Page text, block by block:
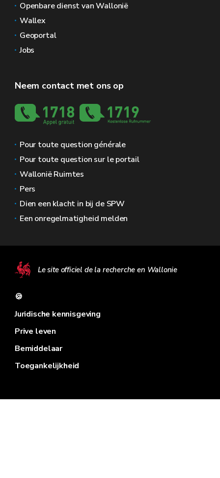
Openbare dienst van Wallonië
Wallex
Geoportal
Jobs
Neem contact met ons op
Pour toute question générale
Pour toute question sur le portail
Wallonië Ruimtes
Pers
Dien een klacht in bij de SPW
Een onregelmatigheid melden
Le site officiel de la recherche en Wallonie
🍪
Juridische kennisgeving
Prive leven
Bemiddelaar
Toegankelijkheid